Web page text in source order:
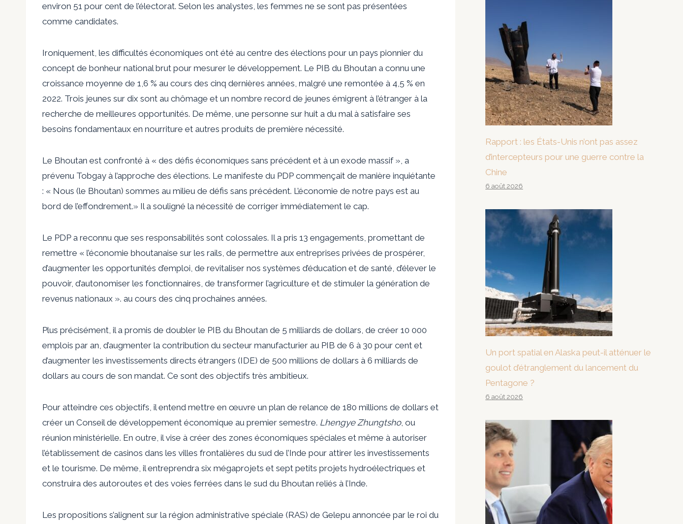
environ 51 pour cent de l’électorat. Selon les analystes, les femmes ne se sont pas présentées
comme candidates.
Ironiquement, les difficultés économiques ont été au centre des élections pour un pays pionnier du
concept de bonheur national brut pour mesurer le développement. Le PIB du Bhoutan a connu une
croissance moyenne de 1,6 % au cours des cinq dernières années, malgré une remontée à 4,5 % en
2022. Trois jeunes sur dix sont au chômage et un nombre record de jeunes émigrent à l’étranger à la
recherche de meilleures opportunités. De même, une personne sur huit a du mal à satisfaire ses
besoins fondamentaux en nourriture et autres produits de première nécessité.
Le Bhoutan est confronté à « des défis économiques sans précédent et à un exode massif », a
prévenu Tobgay à l’approche des élections. Le manifeste du PDP commençait de manière inquiétante
: « Nous (le Bhoutan) sommes au milieu de défis sans précédent. L’économie de notre pays est au
bord de l’effondrement.» Il a souligné la nécessité de corriger immédiatement le cap.
Le PDP a reconnu que ses responsabilités sont colossales. Il a pris 13 engagements, promettant de
remettre « l’économie bhoutanaise sur les rails, de permettre aux entreprises privées de prospérer,
d’augmenter les opportunités d’emploi, de revitaliser nos systèmes d’éducation et de santé, d’élever le
pouvoir, d’autonomiser les fonctionnaires, de transformer l’agriculture et de stimuler la génération de
revenus nationaux ». au cours des cinq prochaines années.
Plus précisément, il a promis de doubler le PIB du Bhoutan de 5 milliards de dollars, de créer 10 000
emplois par an, d’augmenter la contribution du secteur manufacturier au PIB de 6 à 30 pour cent et
d’augmenter les investissements directs étrangers (IDE) de 500 millions de dollars à 6 milliards de
dollars au cours de son mandat. Ce sont des objectifs très ambitieux.
Pour atteindre ces objectifs, il entend mettre en œuvre un plan de relance de 180 millions de dollars et
créer un Conseil de développement économique au premier semestre. Lhengye Zhungtsho, ou
réunion ministérielle. En outre, il vise à créer des zones économiques spéciales et même à autoriser
l’établissement de casinos dans les villes frontalières du sud de l’Inde pour attirer les investissements
et le tourisme. De même, il entreprendra six mégaprojets et sept petits projets hydroélectriques et
construira des autoroutes et des voies ferrées dans le sud du Bhoutan reliés à l’Inde.
Les propositions s’alignent sur la région administrative spéciale (RAS) de Gelepu annoncée par le roi du
Rapport : les États-Unis n’ont pas assez
d’intercepteurs pour une guerre contre la
Chine
6 août 2026
Un port spatial en Alaska peut-il atténuer le
goulot d’étranglement du lancement du
Pentagone ?
6 août 2026